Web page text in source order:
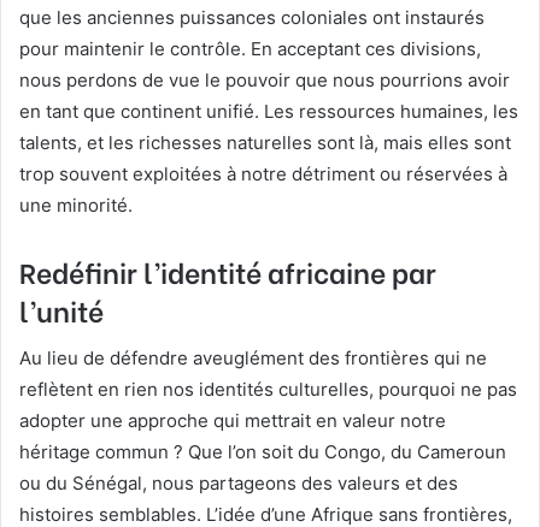
que les anciennes puissances coloniales ont instaurés
pour maintenir le contrôle. En acceptant ces divisions,
nous perdons de vue le pouvoir que nous pourrions avoir
en tant que continent unifié. Les ressources humaines, les
talents, et les richesses naturelles sont là, mais elles sont
trop souvent exploitées à notre détriment ou réservées à
une minorité.
Redéfinir l’identité africaine par
l’unité
Au lieu de défendre aveuglément des frontières qui ne
reflètent en rien nos identités culturelles, pourquoi ne pas
adopter une approche qui mettrait en valeur notre
héritage commun ? Que l’on soit du Congo, du Cameroun
ou du Sénégal, nous partageons des valeurs et des
histoires semblables. L’idée d’une Afrique sans frontières,